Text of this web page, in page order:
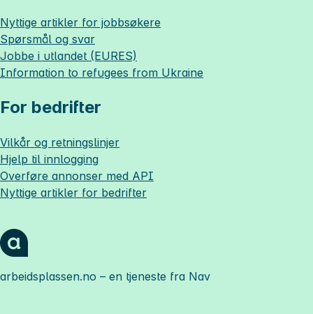
Nyttige artikler for jobbsøkere
Spørsmål og svar
Jobbe i utlandet (EURES)
Information to refugees from Ukraine
For bedrifter
Vilkår og retningslinjer
Hjelp til innlogging
Overføre annonser med API
Nyttige artikler for bedrifter
arbeidsplassen.no – en tjeneste fra Nav